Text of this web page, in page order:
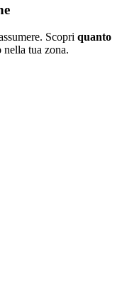
Scopri quanto
nella tua zona.